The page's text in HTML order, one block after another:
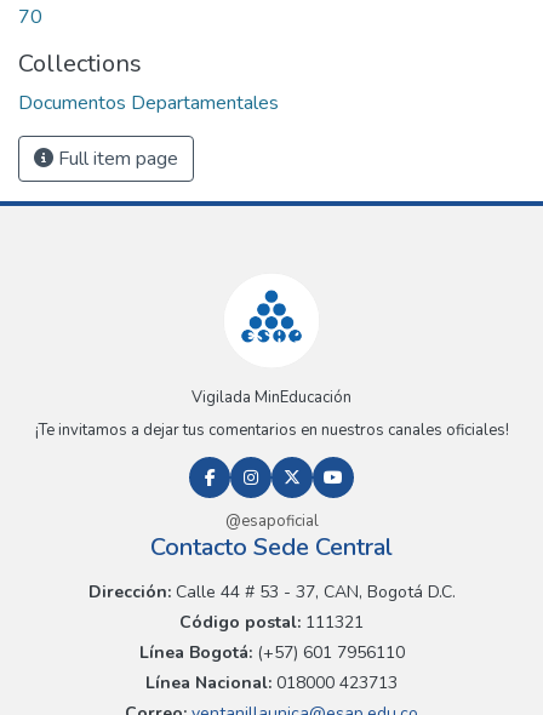
70
Collections
Documentos Departamentales
Full item page
Vigilada MinEducación
¡Te invitamos a dejar tus comentarios en nuestros canales oficiales!
@esapoficial
Contacto Sede Central
Dirección:Calle 44 # 53 - 37, CAN, Bogotá D.C.
Código postal: 111321
Línea Bogotá:(+57) 601 7956110
Línea Nacional: 018000 423713